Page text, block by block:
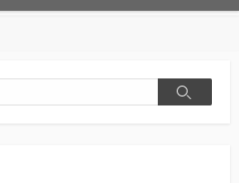
Search